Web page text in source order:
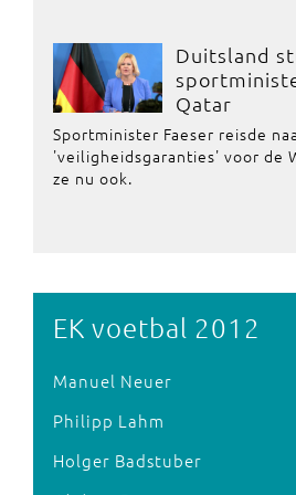
Duitsland
Qatar
Sportminister Faeser reisde
'veiligheidsgaranties' voor de
ze nu ook.
EK voetbal 2012
Manuel Neuer
Philipp Lahm
Holger Badstuber